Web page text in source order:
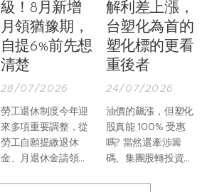
級！8月新增
月領猶豫期，
自提6%前先想
清楚
28/07/2026
勞工退休制度今年迎
來多項重要調整，從
勞工自願提繳退休
金、月退休金請領程
解利差上漲，
台塑化為首的
塑化標的更看
重後者
24/07/2026
油價的飆漲，但塑化
股真能 100% 受惠
嗎? 當然還牽涉籌
碼、集團股轉投資等